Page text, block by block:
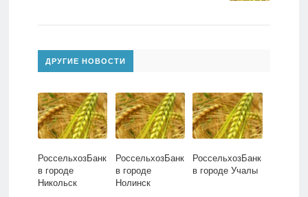
ДРУГИЕ НОВОСТИ
РоссельхозБанк
в городе
Никольск
РоссельхозБанк
в городе
Нолинск
РоссельхозБанк
в городе Учалы